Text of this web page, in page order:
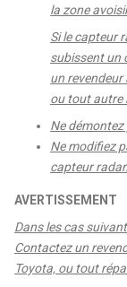
la zone
Si le capteur
subissent un
un revendeur
ou tout autre
Ne
Ne modifiez
capteur radar.
AVERTISSEMENT
Dans les cas
Contactez un
Toyota, ou tout